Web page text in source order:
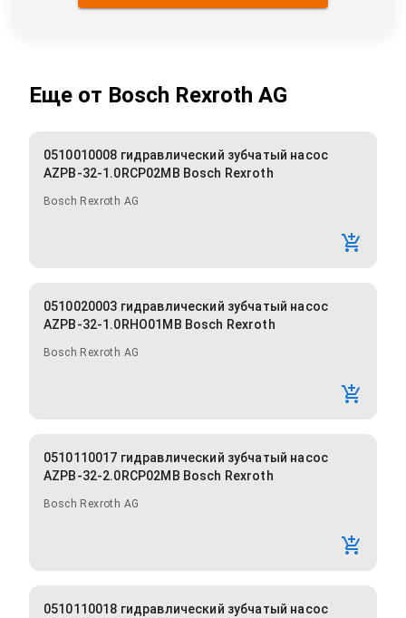
Еще от Bosch Rexroth AG
0510010008 гидравлический зубчатый насос
AZPB-32-1.0RCP02MB Bosch Rexroth
Bosch Rexroth AG
0510020003 гидравлический зубчатый насос
AZPB-32-1.0RHO01MB Bosch Rexroth
Bosch Rexroth AG
0510110017 гидравлический зубчатый насос
AZPB-32-2.0RCP02MB Bosch Rexroth
Bosch Rexroth AG
0510110018 гидравлический зубчатый насос